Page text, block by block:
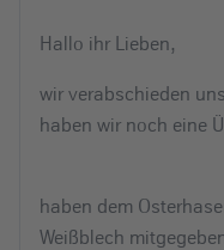
Hallo ihr Lieben,
wir verabschieden
haben wir noch eine
haben dem
Weißblech